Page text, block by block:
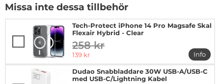
Missa inte dessa tillbehör
Tech-Protect iPhone 14 Pro Magsafe Skal
Flexair Hybrid - Clear
tidigare pris
258 kr
rea pris
139 kr
Info
mer
Dudao Snabbladdare 30W USB-A/USB-C
med USB-C/Lightning Kabel